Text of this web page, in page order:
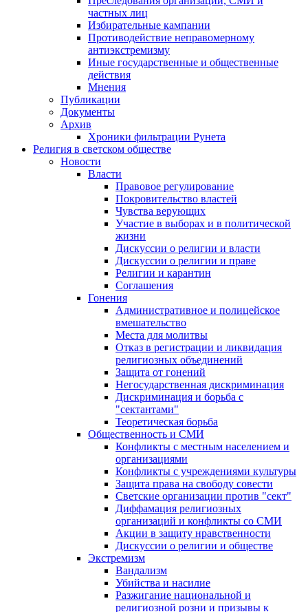
частных лиц
Избирательные кампании
Противодействие неправомерному
антиэкстремизму
Иные государственные и общественные
действия
Мнения
Публикации
Документы
Архив
Хроники фильтрации Рунета
Религия в светском обществе
Новости
Власти
Правовое регулирование
Покровительство властей
Чувства верующих
Участие в выборах и в политической
жизни
Дискуссии о религии и власти
Дискуссии о религии и праве
Религии и карантин
Соглашения
Гонения
Административное и полицейское
вмешательство
Места для молитвы
Отказ в регистрации и ликвидация
религиозных объединений
Защита от гонений
Негосударственная дискриминация
Дискриминация и борьба с
"сектантами"
Теоретическая борьба
Общественность и СМИ
Конфликты с местным населением и
организациями
Конфликты с учреждениями культуры
Защита права на свободу совести
Светские организации против "сект"
Диффамация религиозных
организаций и конфликты со СМИ
Акции в защиту нравственности
Дискуссии о религии и обществе
Экстремизм
Вандализм
Убийства и насилие
Разжигание национальной и
религиозной розни и призывы к